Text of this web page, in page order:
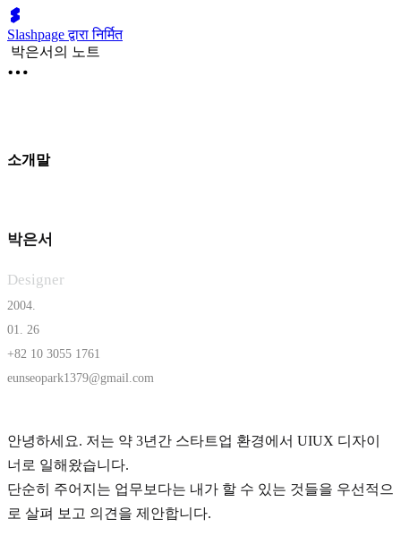
Slashpage द्वारा निर्मित
박은서의 노트
소개말
박은서
Designer
2004.
01. 26
+82 10 3055 1761
eunseopark1379@gmail.com
안녕하세요. 저는 약 3년간 스타트업 환경에서 UIUX 디자이
너로 일해왔습니다.
단순히 주어지는 업무보다는 내가 할 수 있는 것들을 우선적으
로 살펴 보고 의견을 제안합니다.